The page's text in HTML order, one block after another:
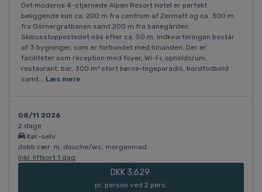
Det moderne 4-stjernede Alpen Resort Hotel er perfekt
beliggende kun ca. 200 m fra centrum af Zermatt og ca. 300 m
fra Gornergratbanen samt 200 m fra banegården.
Skibusstoppestedet nås efter ca. 50 m. Indkvarteringen består
af 3 bygninger, som er forbundet med hinanden. Der er
faciliteter som reception med foyer, Wi-Fi, opholdsrum,
restaurant, bar, 300 m² stort børne-legeparadis, bordfodbold
samt... Læs mere
08/11 2026
2 dage
Kør-selv
dobb.vær. m. douche/wc, morgenmad
Inkl. liftkort 1 dag
DKK 3.629
pr. person ved 2 pers.